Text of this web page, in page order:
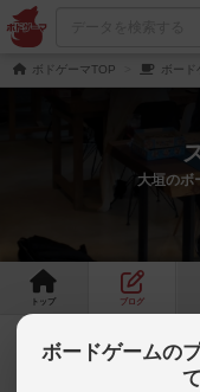
ボドゲーマTOP ボード
大垣の
トップ ブログ
カタンが２回目
ボードゲームの